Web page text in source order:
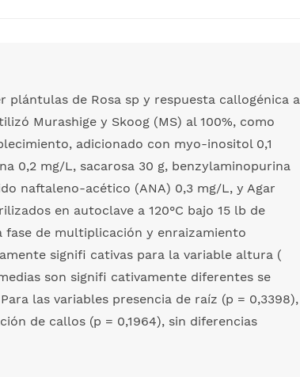
de Rosa sp y respuesta callogénica a
Murashige y Skoog (MS) al 100%, como
adicionado con myo-inositol 0,1
0,2 mg/L, sacarosa 30 g, benzylaminopurina
naftaleno-acético (ANA) 0,3 mg/L, y Agar
en autoclave a 120°C bajo 15 lb de
fase de multiplicación y enraizamiento
signifi cativas para la variable altura (
son signifi cativamente diferentes se
las variables presencia de raíz (p = 0,3398),
de callos (p = 0,1964), sin diferencias